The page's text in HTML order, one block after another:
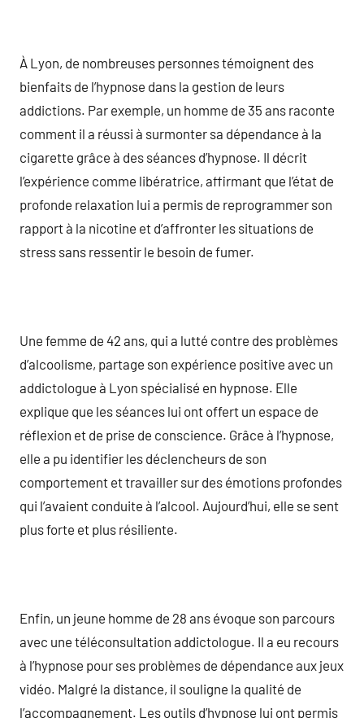
À Lyon, de nombreuses personnes témoignent des
bienfaits de l’hypnose dans la gestion de leurs
addictions. Par exemple, un homme de 35 ans raconte
comment il a réussi à surmonter sa dépendance à la
cigarette grâce à des séances d’hypnose. Il décrit
l’expérience comme libératrice, affirmant que l’état de
profonde relaxation lui a permis de reprogrammer son
rapport à la nicotine et d’affronter les situations de
stress sans ressentir le besoin de fumer.
Une femme de 42 ans, qui a lutté contre des problèmes
d’alcoolisme, partage son expérience positive avec un
addictologue à Lyon spécialisé en hypnose. Elle
explique que les séances lui ont offert un espace de
réflexion et de prise de conscience. Grâce à l’hypnose,
elle a pu identifier les déclencheurs de son
comportement et travailler sur des émotions profondes
qui l’avaient conduite à l’alcool. Aujourd’hui, elle se sent
plus forte et plus résiliente.
Enfin, un jeune homme de 28 ans évoque son parcours
avec une téléconsultation addictologue. Il a eu recours
à l’hypnose pour ses problèmes de dépendance aux jeux
vidéo. Malgré la distance, il souligne la qualité de
l’accompagnement. Les outils d’hypnose lui ont permis